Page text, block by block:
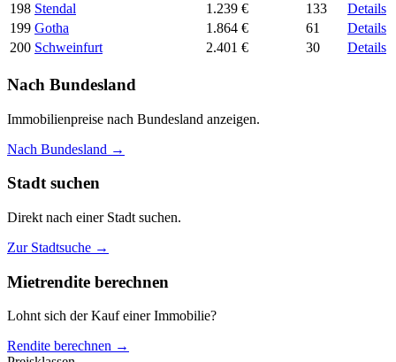
198 Stendal 1.239 € 133
Details
199 Gotha 1.864 € 61
Details
200 Schweinfurt 2.401 € 30 Details
Nach Bundesland
Immobilienpreise nach Bundesland anzeigen.
Nach Bundesland →
Stadt suchen
Direkt nach einer Stadt suchen.
Zur Stadtsuche →
Mietrendite berechnen
Lohnt sich der Kauf einer Immobilie?
Rendite berechnen →